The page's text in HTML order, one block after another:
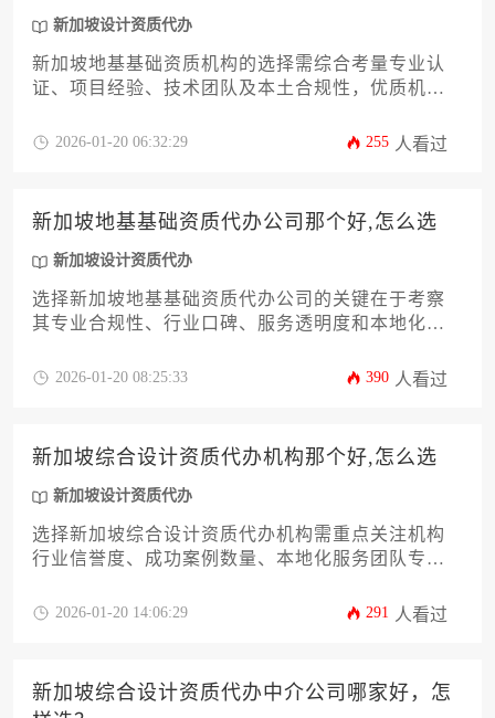
新加坡设计资质代办
新加坡地基基础资质机构的选择需综合考量专业认
证、项目经验、技术团队及本土合规性，优质机构
2026-01-20 06:32:29 255 人看过
新加坡地基基础资质代办公司那个好,怎么选
新加坡设计资质代办
选择新加坡地基基础资质代办公司的关键在于考察
其专业合规性、行业口碑、服务透明度和本地化经
体系来做出理性决策。
2026-01-20 08:25:33 390 人看过
新加坡综合设计资质代办机构那个好,怎么选
新加坡设计资质代办
选择新加坡综合设计资质代办机构需重点关注机构
行业信誉度、成功案例数量、本地化服务团队专业
考察等方式筛选优质服务机构。
2026-01-20 14:06:29 291 人看过
新加坡综合设计资质代办中介公司哪家好，怎